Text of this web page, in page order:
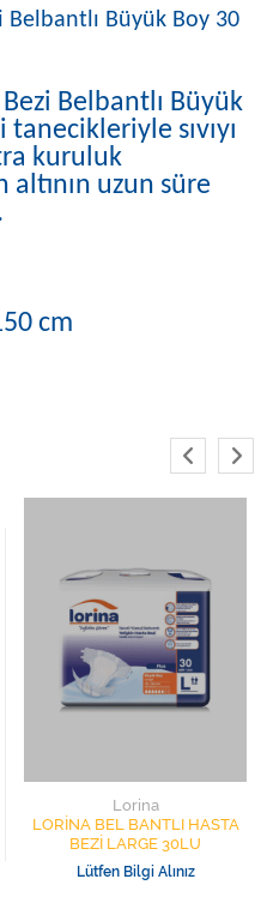
Büyük Boy 30
Belbantlı Büyük
sıvıyı
kuruluk
altının uzun süre
cm
Lorina
LORİNA BEL BANTLI HASTA
BEZİ LARGE 30LU
Lütfen Bilgi Alınız